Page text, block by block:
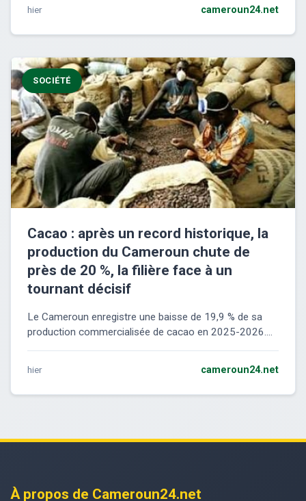
hier cameroun24.net
SOCIÉTÉ
Cacao : après un record historique, la
production du Cameroun chute de
près de 20 %, la filière face à un
tournant décisif
Le Cameroun enregistre une baisse de 19,9 % de sa
production commercialisée de cacao en 2025-2026....
hier cameroun24.net
À propos de Cameroun24.net